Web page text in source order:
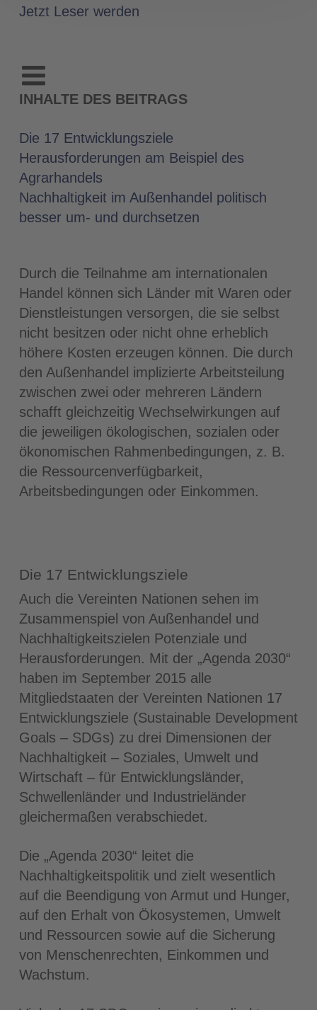
Jetzt Leser werden
INHALTE DES BEITRAGS
Die 17 Entwicklungsziele
Herausforderungen am Beispiel des
Agrarhandels
Nachhaltigkeit im Außenhandel politisch
besser um- und durchsetzen
Durch die Teilnahme am internationalen
Handel können sich Länder mit Waren oder
Dienstleistungen versorgen, die sie selbst
nicht besitzen oder nicht ohne erheblich
höhere Kosten erzeugen können. Die durch
den Außenhandel implizierte Arbeitsteilung
zwischen zwei oder mehreren Ländern
schafft gleichzeitig Wechselwirkungen auf
die jeweiligen ökologischen, sozialen oder
ökonomischen Rahmenbedingungen, z. B.
die Ressourcenverfügbarkeit,
Arbeitsbedingungen oder Einkommen.
Die 17 Entwicklungsziele
Auch die Vereinten Nationen sehen im
Zusammenspiel von Außenhandel und
Nachhaltigkeitszielen Potenziale und
Herausforderungen. Mit der „Agenda 2030“
haben im September 2015 alle
Mitgliedstaaten der Vereinten Nationen 17
Entwicklungsziele (Sustainable Development
Goals – SDGs) zu drei Dimensionen der
Nachhaltigkeit – Soziales, Umwelt und
Wirtschaft – für Entwicklungsländer,
Schwellenländer und Industrieländer
gleichermaßen verabschiedet.
Die „Agenda 2030“ leitet die
Nachhaltigkeitspolitik und zielt wesentlich
auf die Beendigung von Armut und Hunger,
auf den Erhalt von Ökosystemen, Umwelt
und Ressourcen sowie auf die Sicherung
von Menschenrechten, Einkommen und
Wachstum.